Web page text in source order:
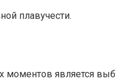
плавучести.
моментов является